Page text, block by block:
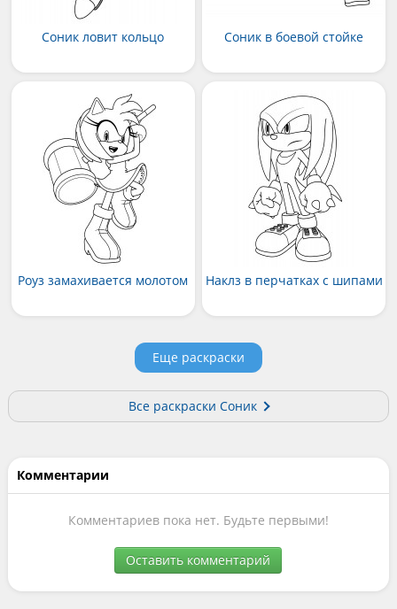
Соник ловит кольцо Соник в боевой стойке
Роуз замахивается молотом Наклз в перчатках с шипами
Еще раскраски
Все раскраски Соник
Комментарии
Комментариев пока нет. Будьте первыми!
Оставить комментарий